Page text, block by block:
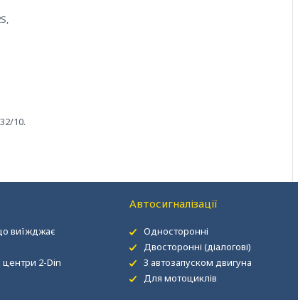
10.
виїжджає
центри 2-Din
Автосигналізації
Односторонні
Двосторонні (діалогові)
З автозапуском двигуна
Для мотоциклів